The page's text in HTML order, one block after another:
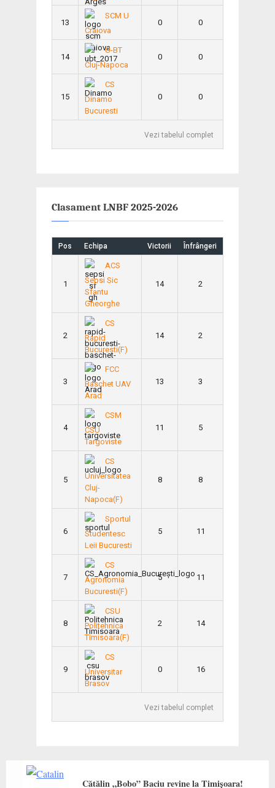
13
SCM U
Craiova
0 0
14
U-BT
Cluj-Napoca
0 0
15
CS
Dinamo
Bucuresti
0 0
Vezi tabelul complet
Clasament LNBF 2025-2026
Pos Echipa Victorii Înfrângeri
1
ACS
Sepsi Sic
Sfantu
Gheorghe
14 2
2
CS
Rapid
Bucuresti(F)
14 2
3
FCC
Baschet UAV
Arad
13 3
4
CSM
CSU
Targoviste
11 5
5
CS
Universitatea
Cluj-
Napoca(F)
8 8
6
Sportul
Studentesc
Leii Bucuresti
5 11
7
CS
Agronomia
Bucuresti(F)
5 11
8
CSU
Politehnica
Timisoara(F)
2 14
9
CS
Universitar
Brasov
0 16
Vezi tabelul complet
Cătălin „Bobo” Baciu revine la Timișoara!